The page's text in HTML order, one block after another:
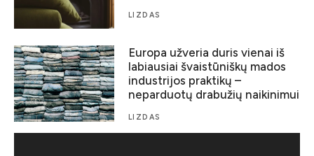
LIZDAS
Europa užveria duris vienai iš
labiausiai švaistūniškų mados
industrijos praktikų –
neparduotų drabužių naikinimui
LIZDAS